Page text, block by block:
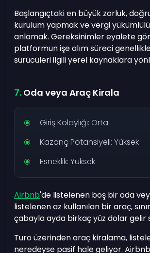
Başlangıçtaki en büyük zorluk,
kurulum yapmak ve vergi
anlamak. Gereksinimler eyalete
platformun işe alım süreci
sürücüleri ilgili yerel kaynaklara
Oda veya Araç Kirala
Giriş Kolaylığı: Orta
Kazanç Potansiyeli: Yüksek
Esneklik: Yüksek
Airbnb'de listelenen boş bir oda
listelenen az kullanılan bir araç,
çabayla ayda birkaç yüz dolar gelir
Turo üzerinden araç kiralama,
neredeyse pasif hale geliyor.